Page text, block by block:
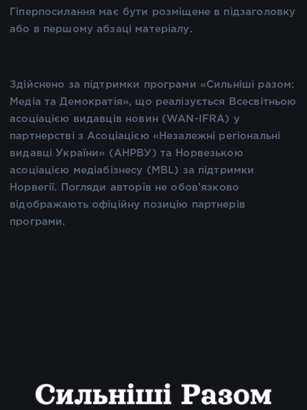
Гіперпосилання має бути розміщене в підзаголовку
або в першому абзаці матеріалу.
Здійснено за підтримки програми «Сильніші разом:
Медіа та Демократія», що реалізується Всесвітньою
асоціацією видавців новин (WAN-IFRA) у
партнерстві з Асоціацією «Незалежні регіональні
видавці України» (АНРВУ) та Норвезькою
асоціацією медіабізнесу (MBL) за підтримки
Норвегії. Погляди авторів не обов’язково
відображають офіційну позицію партнерів
програми.